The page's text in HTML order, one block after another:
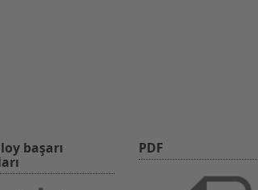
başarı
PDF